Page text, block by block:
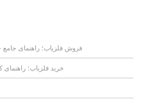
فروش فلزیاب؛ راهنمای جامع
خرید فلزیاب؛